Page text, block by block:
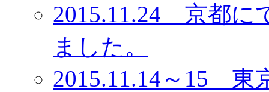
2015.11.24 京都に
ました。
2015.11.14～15 東